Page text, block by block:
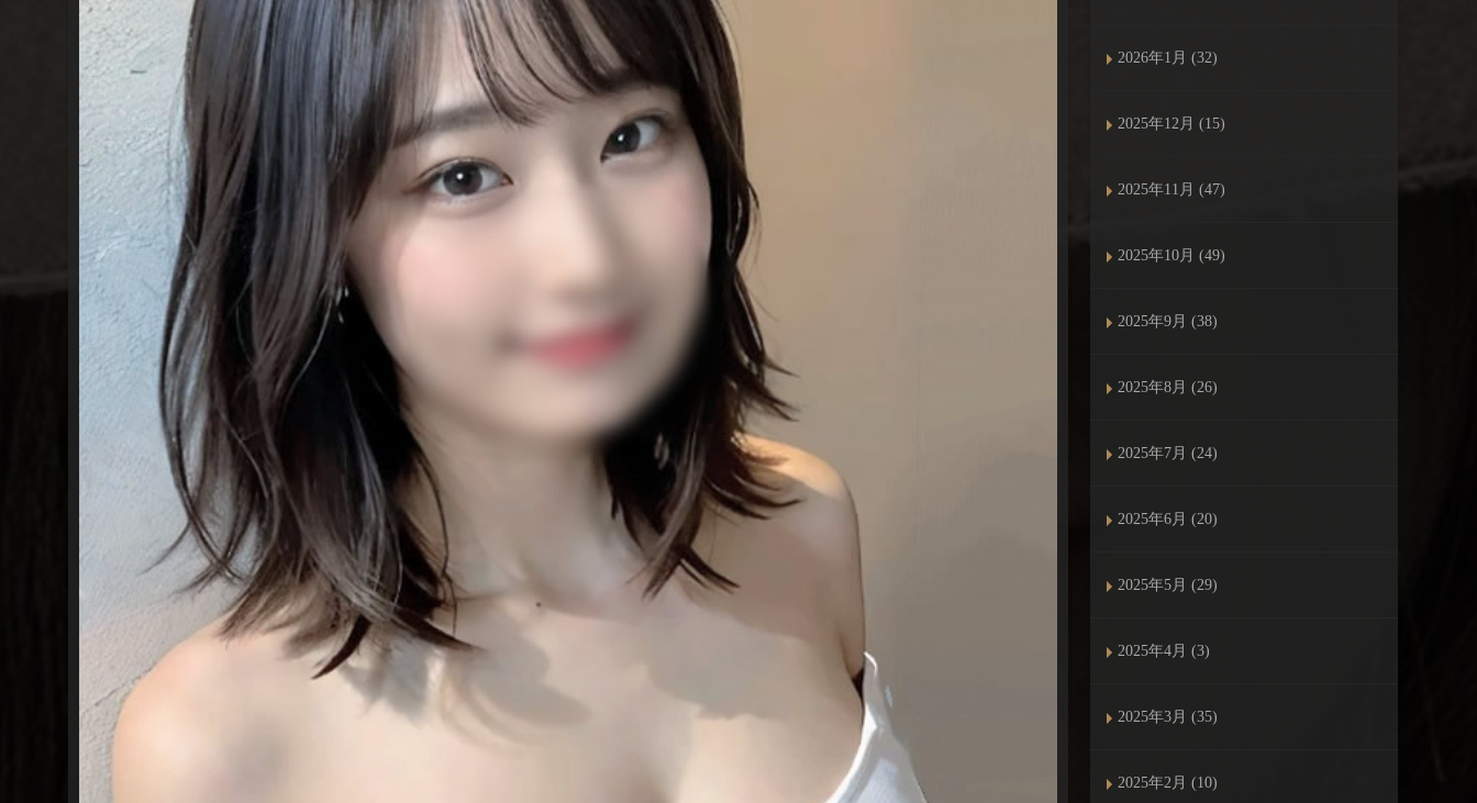
2026年1月 (32)
2025年12月 (15)
2025年11月 (47)
2025年10月 (49)
2025年9月 (38)
2025年8月 (26)
2025年7月 (24)
2025年6月 (20)
2025年5月 (29)
2025年4月 (3)
2025年3月 (35)
2025年2月 (10)